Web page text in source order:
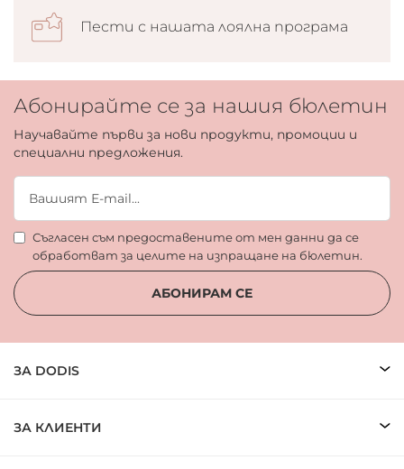
Пести с нашата лоялна програма
Абонирайте се за нашия бюлетин
Научавайте първи за нови продукти, промоции и
специални предложения.
Съгласен съм предоставените от мен данни да се
обработват за целите на изпращане на бюлетин.
АБОНИРАМ СЕ
ЗА DODIS
ЗА КЛИЕНТИ